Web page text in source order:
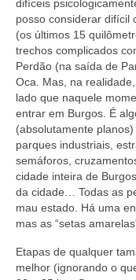
difíceis
posso considerar difícil
(os últimos 15
trechos complicados
Perdão (na saída de
Oca. Mas, na
lado que naquele
entrar em Burgos. É
(absolutamente
parques industriais,
semáforos,
cidade inteira de
da cidade… Todas as
mau estado. Há uma
mas as “setas
Etapas de qualquer
melhor (ignorando o